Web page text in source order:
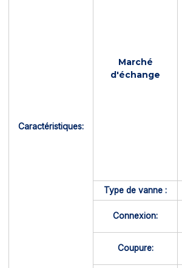
Caractéristiques:
Marché
d'échange
Type de vanne :
Connexion:
Coupure: